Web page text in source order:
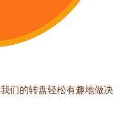
们的转盘轻松有趣地做决